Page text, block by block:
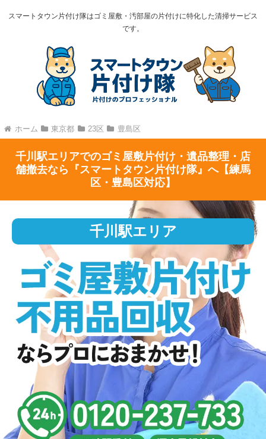
スマートタウン片付け隊はゴミ屋敷・汚部屋の片付けに特化した清掃サービス
です。
ホーム 東京都 23区 豊島区
千川駅エリアでのゴミ屋敷片付け・遺品整理・店
舗撤去なら『スマートタウン片付け隊』へ【練馬
区・豊島区対応】
千川駅エリア